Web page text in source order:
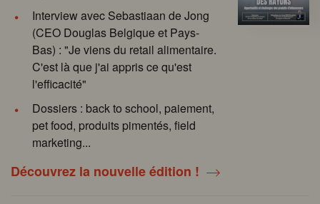
Interview avec Sebastiaan de Jong
(CEO Douglas Belgique et Pays-
Bas) : "Je viens du retail alimentaire.
C'est là que j'ai appris ce qu'est
l'efficacité"
Dossiers : back to school, paiement,
pet food, produits pimentés, field
marketing...
Découvrez la nouvelle édition !